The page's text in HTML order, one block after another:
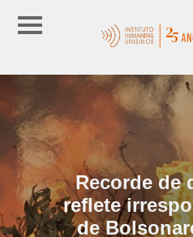
Recorde de
reflete
de